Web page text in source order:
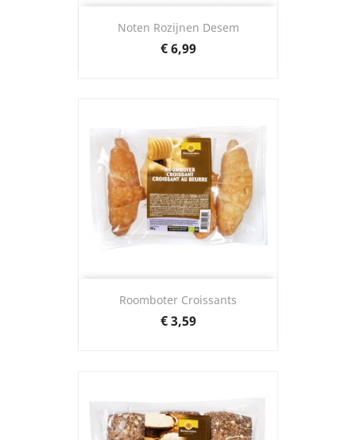
Noten Rozijnen Desem
Prijs
€ 6,99
Roomboter Croissants
Prijs
€ 3,59